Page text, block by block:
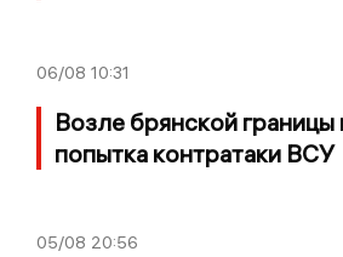
06/08 10:31
Возле брянской границы
попытка контратаки ВСУ
05/08 20:56